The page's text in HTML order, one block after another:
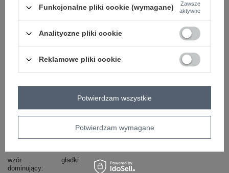
elastan
sposób prania : pranie w pralce w 30°C
wzór
dominujący
gładki
Funkcjonalne pliki cookie (wymagane)
Zawsze
aktywne
Analityczne pliki cookie
Reklamowe pliki cookie
Potwierdzam wymagane
Potwierdzam wszystkie